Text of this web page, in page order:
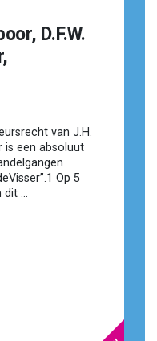
D.F.W.
van J.H.
is een absoluut
Op 5
...